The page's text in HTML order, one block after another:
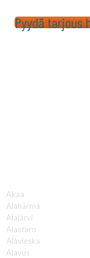
Pyydä tarjous
Akaa
Alahärmä
Alajärvi
Alastaro
Alavieska
Alavus